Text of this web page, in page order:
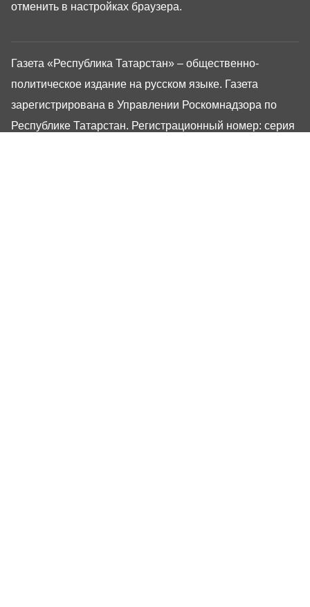
Газета «Республика Татарстан» – общественно-
политическое издание на русском языке. Газета
зарегистрирована в Управлении Роскомнадзора по
Республике Татарстан. Регистрационный номер: серия
отменить в настройках браузера.